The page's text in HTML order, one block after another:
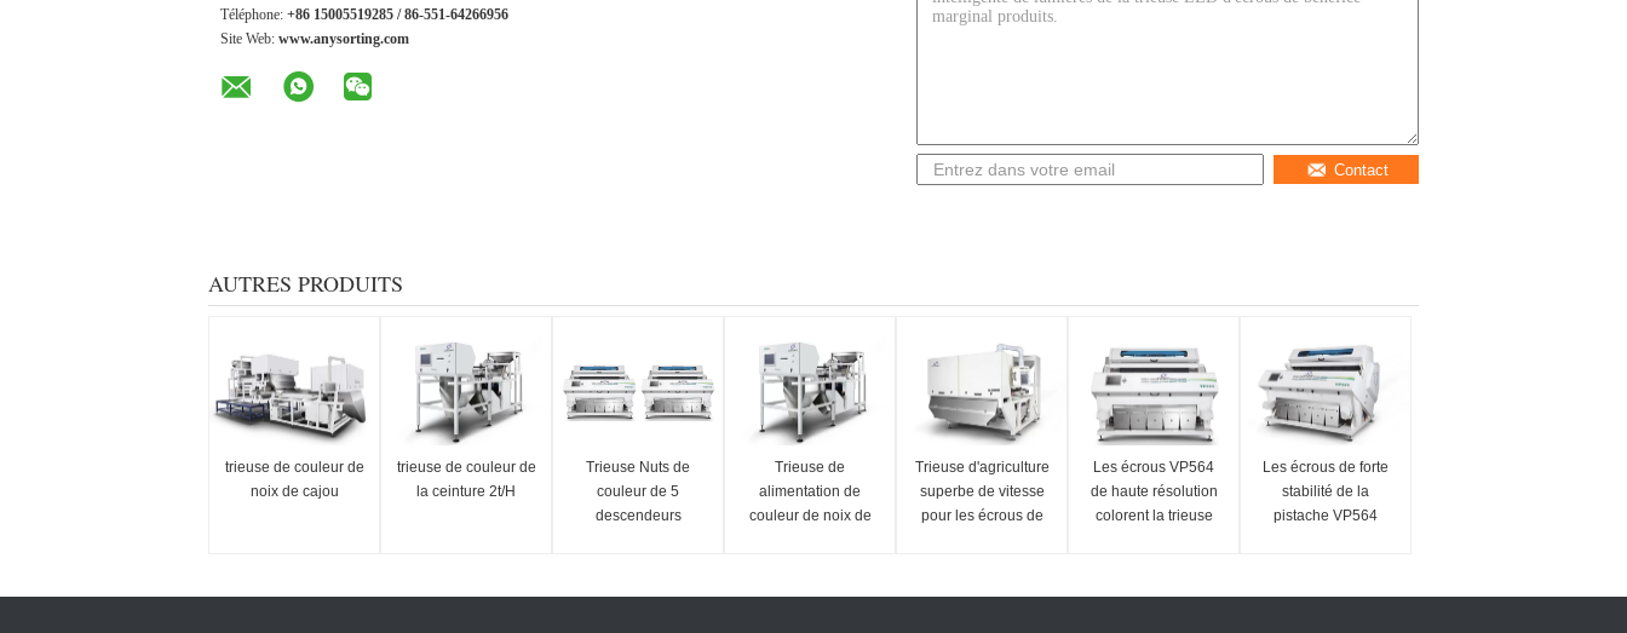
Téléphone: +86 15005519285 / 86-551-64266956
Site Web: www.anysorting.com
Contact
AUTRES PRODUITS
trieuse de couleur de
noix de cajou
trieuse de couleur de
la ceinture 2t/H
Trieuse Nuts de
couleur de 5
descendeurs
Trieuse de
alimentation de
couleur de noix de
Trieuse d'agriculture
superbe de vitesse
pour les écrous de
Les écrous VP564
de haute résolution
colorent la trieuse
Les écrous de forte
stabilité de la
pistache VP564